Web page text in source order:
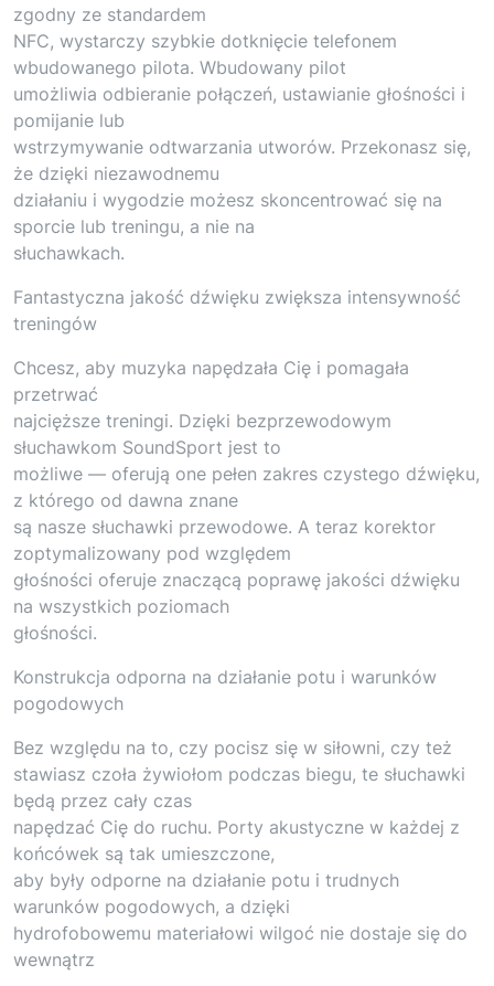
zgodny ze standardem
NFC, wystarczy szybkie dotknięcie telefonem
wbudowanego pilota. Wbudowany pilot
umożliwia odbieranie połączeń, ustawianie głośności i
pomijanie lub
wstrzymywanie odtwarzania utworów. Przekonasz się,
że dzięki niezawodnemu
działaniu i wygodzie możesz skoncentrować się na
sporcie lub treningu, a nie na
słuchawkach.
Fantastyczna jakość dźwięku zwiększa intensywność
treningów
Chcesz, aby muzyka napędzała Cię i pomagała
przetrwać
najcięższe treningi. Dzięki bezprzewodowym
słuchawkom SoundSport jest to
możliwe — oferują one pełen zakres czystego dźwięku,
z którego od dawna znane
są nasze słuchawki przewodowe. A teraz korektor
zoptymalizowany pod względem
głośności oferuje znaczącą poprawę jakości dźwięku
na wszystkich poziomach
głośności.
Konstrukcja odporna na działanie potu i warunków
pogodowych
Bez względu na to, czy pocisz się w siłowni, czy też
stawiasz czoła żywiołom podczas biegu, te słuchawki
będą przez cały czas
napędzać Cię do ruchu. Porty akustyczne w każdej z
końcówek są tak umieszczone,
aby były odporne na działanie potu i trudnych
warunków pogodowych, a dzięki
hydrofobowemu materiałowi wilgoć nie dostaje się do
wewnątrz